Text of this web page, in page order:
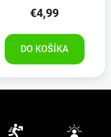
€4,99
DO KOŠÍKA